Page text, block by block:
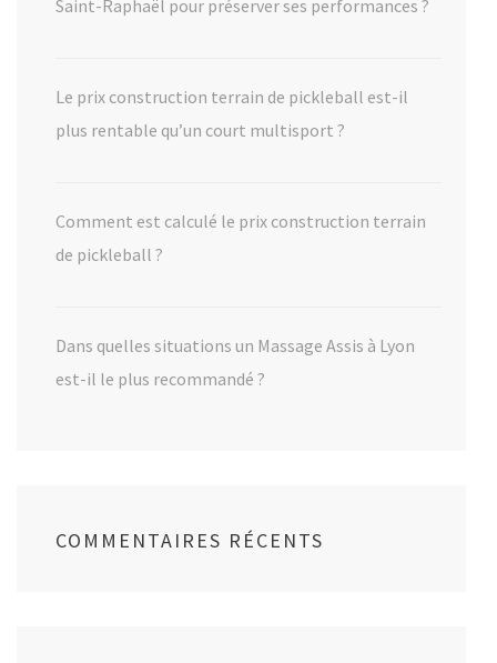
Saint-Raphaël pour préserver ses performances ?
Le prix construction terrain de pickleball est-il
plus rentable qu’un court multisport ?
Comment est calculé le prix construction terrain
de pickleball ?
Dans quelles situations un Massage Assis à Lyon
est-il le plus recommandé ?
COMMENTAIRES RÉCENTS